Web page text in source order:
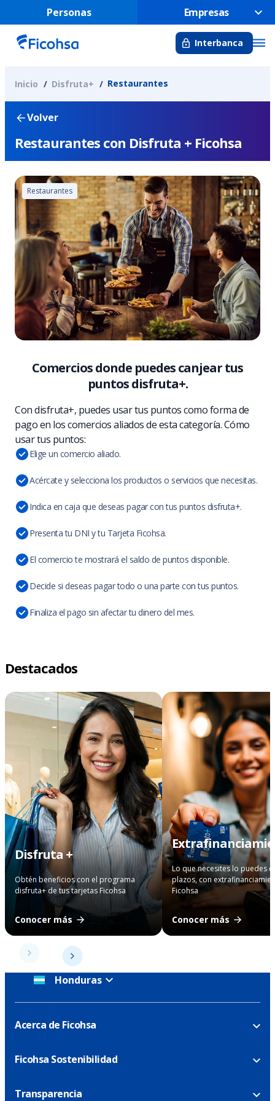
Personas Empresas
Interbanca
Inicio Disfruta+ Restaurantes
Volver
Restaurantes con Disfruta + Ficohsa
Restaurantes
Comercios donde puedes canjear tus
puntos disfruta+.
Con disfruta+, puedes usar tus puntos como forma de
pago en los comercios aliados de esta categoría. Cómo
usar tus puntos:
Elige un comercio aliado.
Acércate y selecciona los productos o servicios que necesitas.
Indica en caja que deseas pagar con tus puntos disfruta+.
Presenta tu DNI y tu Tarjeta Ficohsa.
El comercio te mostrará el saldo de puntos disponible.
Decide si deseas pagar todo o una parte con tus puntos.
Finaliza el pago sin afectar tu dinero del mes.
Destacados
Disfruta +
Obtén beneficios con el programa
disfruta+ de tus tarjetas Ficohsa
Conocer más
Lo que necesites lo puedes
plazos, con
Ficohsa
Conocer más
Honduras
Acerca de Ficohsa
Ficohsa Sostenibilidad
Transparencia